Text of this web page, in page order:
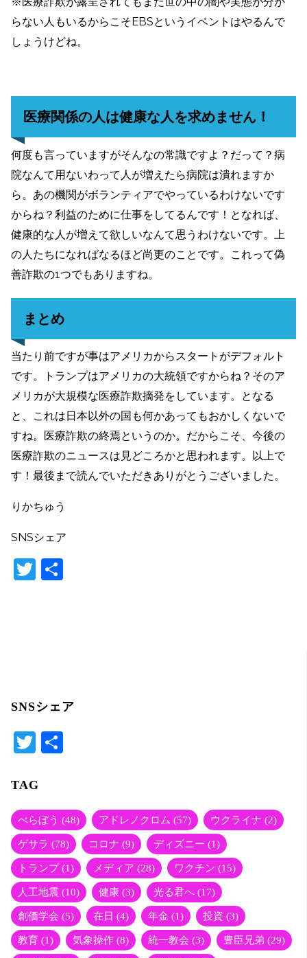
らない人もいるからこそEBSというイベントはやるんで
しょうけどね。
医療関係の人は健康な人を求めません！
何度も言っていますがそんなの常識ですよ？だって？病
院なんて用ないわって人が増えたら病院は潰れますか
ら。あの機関がボランティアでやっているわけないです
からね？利益のために仕事をしてるんです！となれば、
健康的な人が増えて欲しいなんて思うわけないです。上
の人たちになればなるほど尚更のことです。これって偽
善詐欺の1つでもありますね。
まとめ
当たり前ですが事はアメリカからスタートがデフォルト
です。トランプはアメリカの大統領ですからね？そのア
メリカが大規模な医療詐欺摘発をしています。となる
と、これは日本以外の国も何かあってもおかしくないで
すね。医療詐欺の終焉というのか。だからこそ、今後の
医療詐欺のニュースは見どころかと思われます。以上で
す！最後まで読んでいただきありがとうございました。
りかちゅう
SNSシェア
T
SNSシェア
T
tte
r
TAG
べらぼう (48) アドレノクロム (57) ウクライナ (2)
ゲサラ (78) コロナ (9) ディズニー (1)
トランプ(1) メディア (28) ワクチン (15)
人工地震 (10) 健康 (3) 光る君へ (17)
創価学会 (5) 在日 (4) 年金 (1) 投資 (3)
教育 (1) 気象操作 (8) 統一教会 (3) 豊臣兄弟 (29)